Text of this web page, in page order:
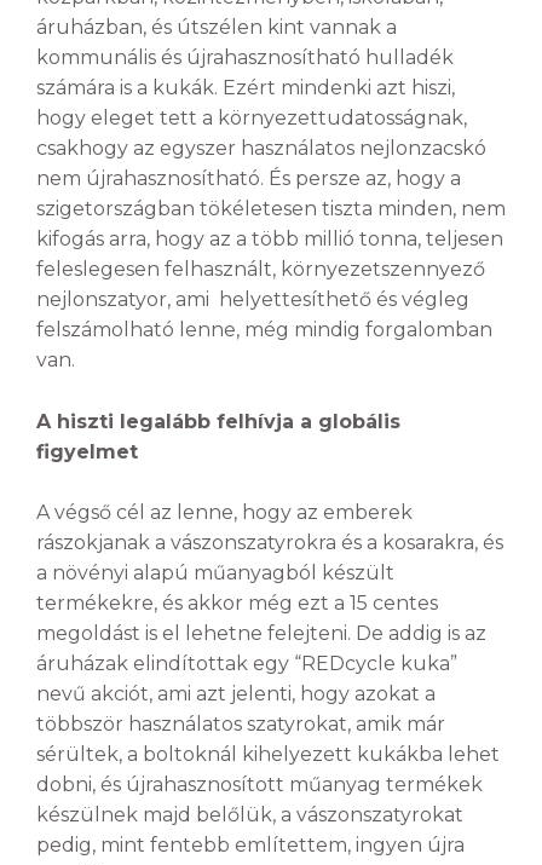
áruházban, és útszélen kint vannak a
kommunális és újrahasznosítható hulladék
számára is a kukák. Ezért mindenki azt hiszi,
hogy eleget tett a környezettudatosságnak,
csakhogy az egyszer használatos nejlonzacskó
nem újrahasznosítható. És persze az, hogy a
szigetországban tökéletesen tiszta minden, nem
kifogás arra, hogy az a több millió tonna, teljesen
feleslegesen felhasznált, környezetszennyező
nejlonszatyor, ami helyettesíthető és végleg
felszámolható lenne, még mindig forgalomban
van.
A hiszti legalább felhívja a globális
figyelmet
A végső cél az lenne, hogy az emberek
rászokjanak a vászonszatyrokra és a kosarakra, és
a növényi alapú műanyagból készült
termékekre, és akkor még ezt a 15 centes
megoldást is el lehetne felejteni. De addig is az
áruházak elindítottak egy “REDcycle kuka”
nevű akciót, ami azt jelenti, hogy azokat a
többször használatos szatyrokat, amik már
sérültek, a boltoknál kihelyezett kukákba lehet
dobni, és újrahasznosított műanyag termékek
készülnek majd belőlük, a vászonszatyrokat
pedig, mint fentebb említettem, ingyen újra